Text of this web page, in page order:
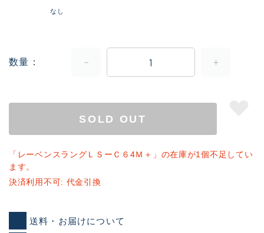
なし
数量
SOLD OUT
「レーベンスラングＬＳーＣ６4Ｍ＋」の在庫が1個不足してい
ます。
決済利用不可: 代金引換
送料・お届けについて